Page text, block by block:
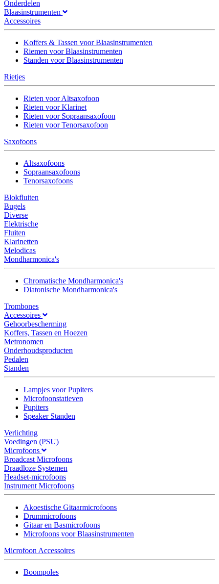
Onderdelen
Blaasinstrumenten
Accessoires
Koffers & Tassen voor Blaasinstrumenten
Riemen voor Blaasinstrumenten
Standen voor Blaasinstrumenten
Rietjes
Rieten voor Altsaxofoon
Rieten voor Klarinet
Rieten voor Sopraansaxofoon
Rieten voor Tenorsaxofoon
Saxofoons
Altsaxofoons
Sopraansaxofoons
Tenorsaxofoons
Blokfluiten
Bugels
Diverse
Elektrische
Fluiten
Klarinetten
Melodicas
Mondharmonica's
Chromatische Mondharmonica's
Diatonische Mondharmonica's
Trombones
Accessoires
Gehoorbescherming
Koffers, Tassen en Hoezen
Metronomen
Onderhoudsproducten
Pedalen
Standen
Lampjes voor Pupiters
Microfoonstatieven
Pupiters
Speaker Standen
Verlichting
Voedingen (PSU)
Microfoons
Broadcast Microfoons
Draadloze Systemen
Headset-microfoons
Instrument Microfoons
Akoestische Gitaarmicrofoons
Drummicrofoons
Gitaar en Basmicrofoons
Microfoons voor Blaasinstrumenten
Microfoon Accessoires
Boompoles